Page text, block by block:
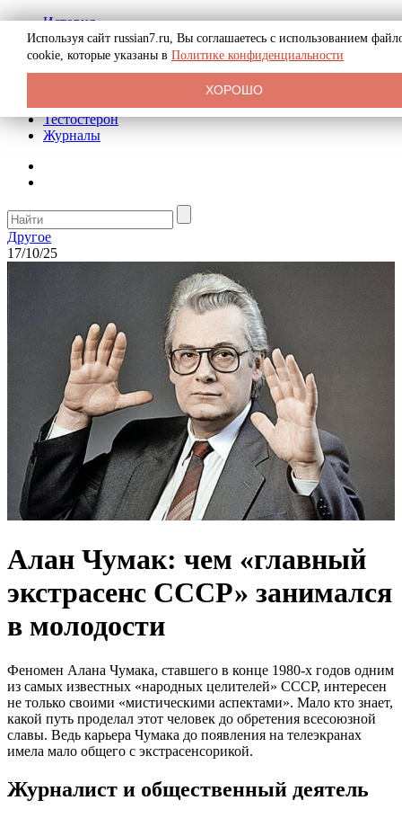
История
Биография
Криминал
Реклама на сайте
Тестостерон
Журналы
Другое
17/10/25
Алан Чумак: чем «главный
экстрасенс СССР» занимался
в молодости
Феномен Алана Чумака, ставшего в конце 1980-х годов одним
из самых известных «народных целителей» СССР, интересен
не только своими «мистическими аспектами». Мало кто знает,
какой путь проделал этот человек до обретения всесоюзной
славы. Ведь карьера Чумака до появления на телеэкранах
имела мало общего с экстрасенсорикой.
Журналист и общественный деятель
Используя сайт russian7.ru, Вы соглашаетесь с использованием
cookie, которые указаны в Политике конфиденциальности
ХОРОШО